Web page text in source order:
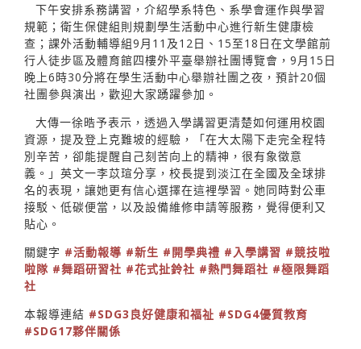
下午安排系務講習，介紹學系特色、系學會運作與學習
規範；衛生保健組則規劃學生活動中心進行新生健康檢
查；課外活動輔導組9月11及12日、15至18日在文學館前
行人徒步區及體育館四樓外平臺舉辦社團博覽會，9月15日
晚上6時30分將在學生活動中心舉辦社團之夜，預計20個
社團參與演出，歡迎大家踴躍參加。
大傳一徐晧予表示，透過入學講習更清楚如何運用校園
資源，提及登上克難坡的經驗，「在大太陽下走完全程特
別辛苦，卻能提醒自己刻苦向上的精神，很有象徵意
義。」英文一李苡瑄分享，校長提到淡江在全國及全球排
名的表現，讓她更有信心選擇在這裡學習。她同時對公車
接駁、低碳便當，以及設備維修申請等服務，覺得便利又
貼心。
關鍵字 #活動報導 #新生 #開學典禮 #入學講習 #競技啦
啦隊 #舞蹈研習社 #花式扯鈴社 #熱門舞蹈社 #極限舞蹈
社
本報導連結 #SDG3良好健康和福祉 #SDG4優質教育
#SDG17夥伴關係